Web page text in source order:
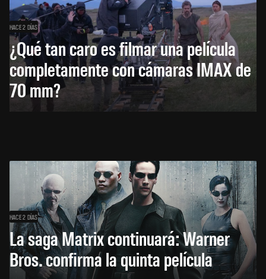
HACE 2 DÍAS
¿Qué tan caro es filmar una película
completamente con cámaras IMAX de
70 mm?
HACE 2 DÍAS
La saga Matrix continuará: Warner
Bros. confirma la quinta película